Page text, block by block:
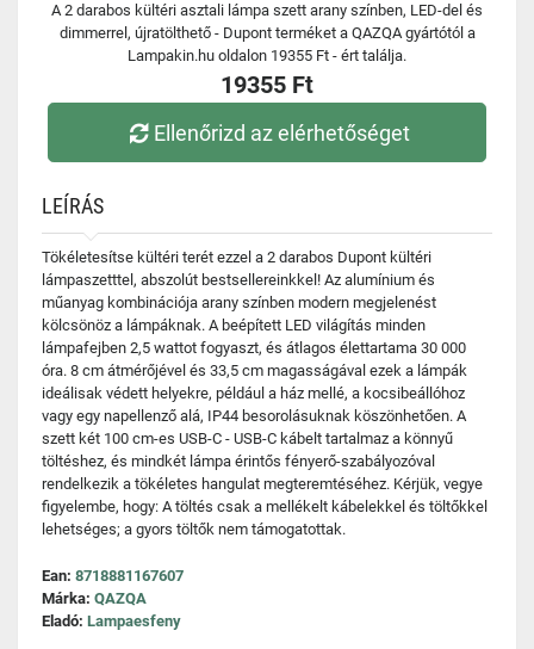
A 2 darabos kültéri asztali lámpa szett arany színben, LED-del és
dimmerrel, újratölthető - Dupont terméket a QAZQA gyártótól a
Lampakin.hu oldalon 19355 Ft - ért találja.
19355 Ft
Ellenőrizd az elérhetőséget
LEÍRÁS
Tökéletesítse kültéri terét ezzel a 2 darabos Dupont kültéri
lámpaszetttel, abszolút bestsellereinkkel! Az alumínium és
műanyag kombinációja arany színben modern megjelenést
kölcsönöz a lámpáknak. A beépített LED világítás minden
lámpafejben 2,5 wattot fogyaszt, és átlagos élettartama 30 000
óra. 8 cm átmérőjével és 33,5 cm magasságával ezek a lámpák
ideálisak védett helyekre, például a ház mellé, a kocsibeállóhoz
vagy egy napellenző alá, IP44 besorolásuknak köszönhetően. A
szett két 100 cm-es USB-C - USB-C kábelt tartalmaz a könnyű
töltéshez, és mindkét lámpa érintős fényerő-szabályozóval
rendelkezik a tökéletes hangulat megteremtéséhez. Kérjük, vegye
figyelembe, hogy: A töltés csak a mellékelt kábelekkel és töltőkkel
lehetséges; a gyors töltők nem támogatottak.
Ean: 8718881167607
Márka: QAZQA
Eladó: Lampaesfeny